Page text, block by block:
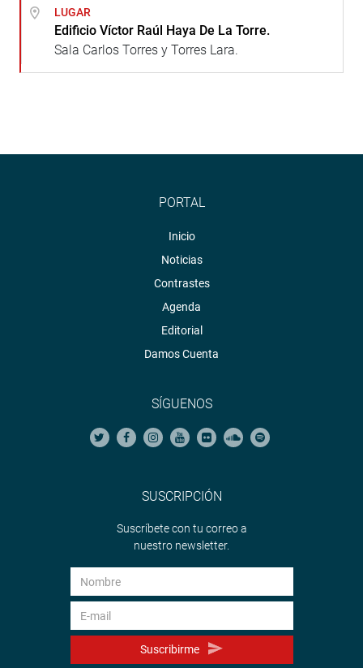
LUGAR
Edificio Víctor Raúl Haya De La Torre.
Sala Carlos Torres y Torres Lara.
PORTAL
Inicio
Noticias
Contrastes
Agenda
Editorial
Damos Cuenta
SÍGUENOS
SUSCRIPCIÓN
Suscríbete con tu correo a
nuestro newsletter.
Suscribirme